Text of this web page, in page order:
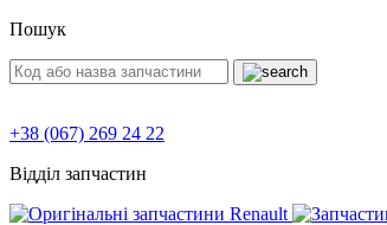
Пошук
+38 (067) 269 24 22
Відділ запчастин